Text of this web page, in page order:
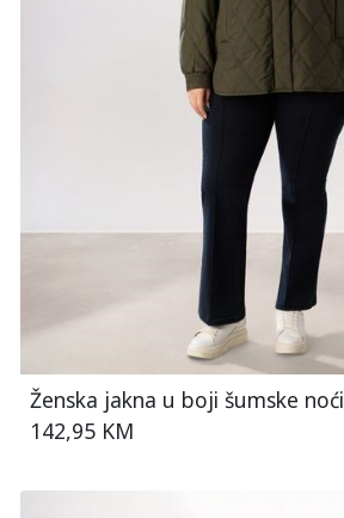
Ženska jakna u boji šumske noći
142,95 KM